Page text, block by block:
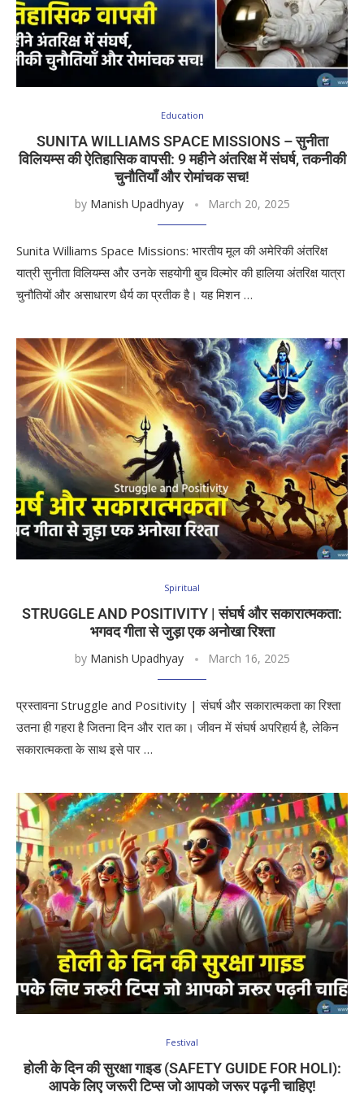
Education
SUNITA WILLIAMS SPACE MISSIONS – सुनीता
विलियम्स की ऐतिहासिक वापसी: 9 महीने अंतरिक्ष में संघर्ष, तकनीकी
चुनौतियाँ और रोमांचक सच!
by Manish Upadhyay March 20, 2025
​Sunita Williams Space Missions: भारतीय मूल की अमेरिकी अंतरिक्ष
यात्री सुनीता विलियम्स और उनके सहयोगी बुच विल्मोर की हालिया अंतरिक्ष यात्रा
चुनौतियों और असाधारण धैर्य का प्रतीक है। यह मिशन …
Spiritual
STRUGGLE AND POSITIVITY | संघर्ष और सकारात्मकता:
भगवद गीता से जुड़ा एक अनोखा रिश्ता
by Manish Upadhyay March 16, 2025
प्रस्तावना Struggle and Positivity | संघर्ष और सकारात्मकता का रिश्ता
उतना ही गहरा है जितना दिन और रात का। जीवन में संघर्ष अपरिहार्य है, लेकिन
सकारात्मकता के साथ इसे पार …
Festival
होली के दिन की सुरक्षा गाइड (SAFETY GUIDE FOR HOLI):
आपके लिए जरूरी टिप्स जो आपको जरूर पढ़नी चाहिए!